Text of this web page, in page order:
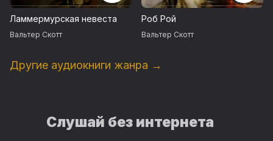
Ламмермурская невеста
Вальтер Скотт
Роб Рой
Вальтер Скотт
Другие аудиокниги жанра →
Слушай без интернета